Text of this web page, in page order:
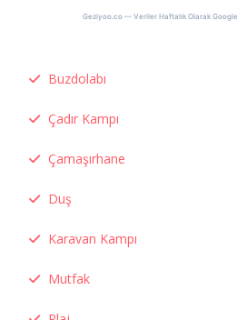
Geziyoo.co — Veriler Haftalık Olarak
Buzdolabı
Çadır Kampı
Çamaşırhane
Duş
Karavan Kampı
Mutfak